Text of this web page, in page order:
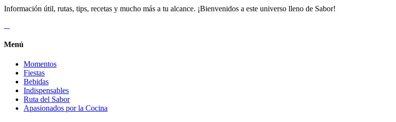
Información útil, rutas, tips, recetas y mucho más a tu alcance. ¡Bienvenidos a este universo lleno de Sabor!
Menú
Momentos
Fiestas
Bebidas
Indispensables
Ruta del Sabor
Apasionados por la Cocina